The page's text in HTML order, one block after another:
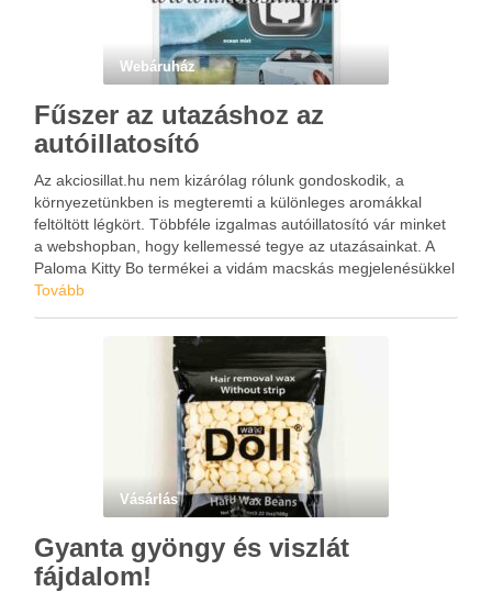
Webáruház
Fűszer az utazáshoz az
autóillatosító
Az akciosillat.hu nem kizárólag rólunk gondoskodik, a
környezetünkben is megteremti a különleges aromákkal
feltöltött légkört. Többféle izgalmas autóillatosító vár minket
a webshopban, hogy kellemessé tegye az utazásainkat. A
Paloma Kitty Bo termékei a vidám macskás megjelenésükkel
a gyermekek kedvenceivé is válhatnak. A piros Bubble Gum
Tovább
Vásárlás
Gyanta gyöngy és viszlát
fájdalom!